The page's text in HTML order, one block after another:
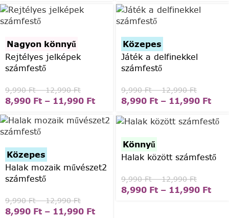
Nagyon könnyű
Rejtélyes jelképek
számfestő
9,990Ft – 12,990Ft
8,990 Ft – 11,990 Ft
Közepes
Játék a delfinekkel
számfestő
9,990Ft – 12,990Ft
8,990 Ft – 11,990 Ft
Közepes
Halak mozaik művészet2
számfestő
9,990Ft – 12,990Ft
8,990 Ft – 11,990 Ft
Könnyű
Halak között számfestő
9,990Ft – 12,990Ft
8,990 Ft – 11,990 Ft